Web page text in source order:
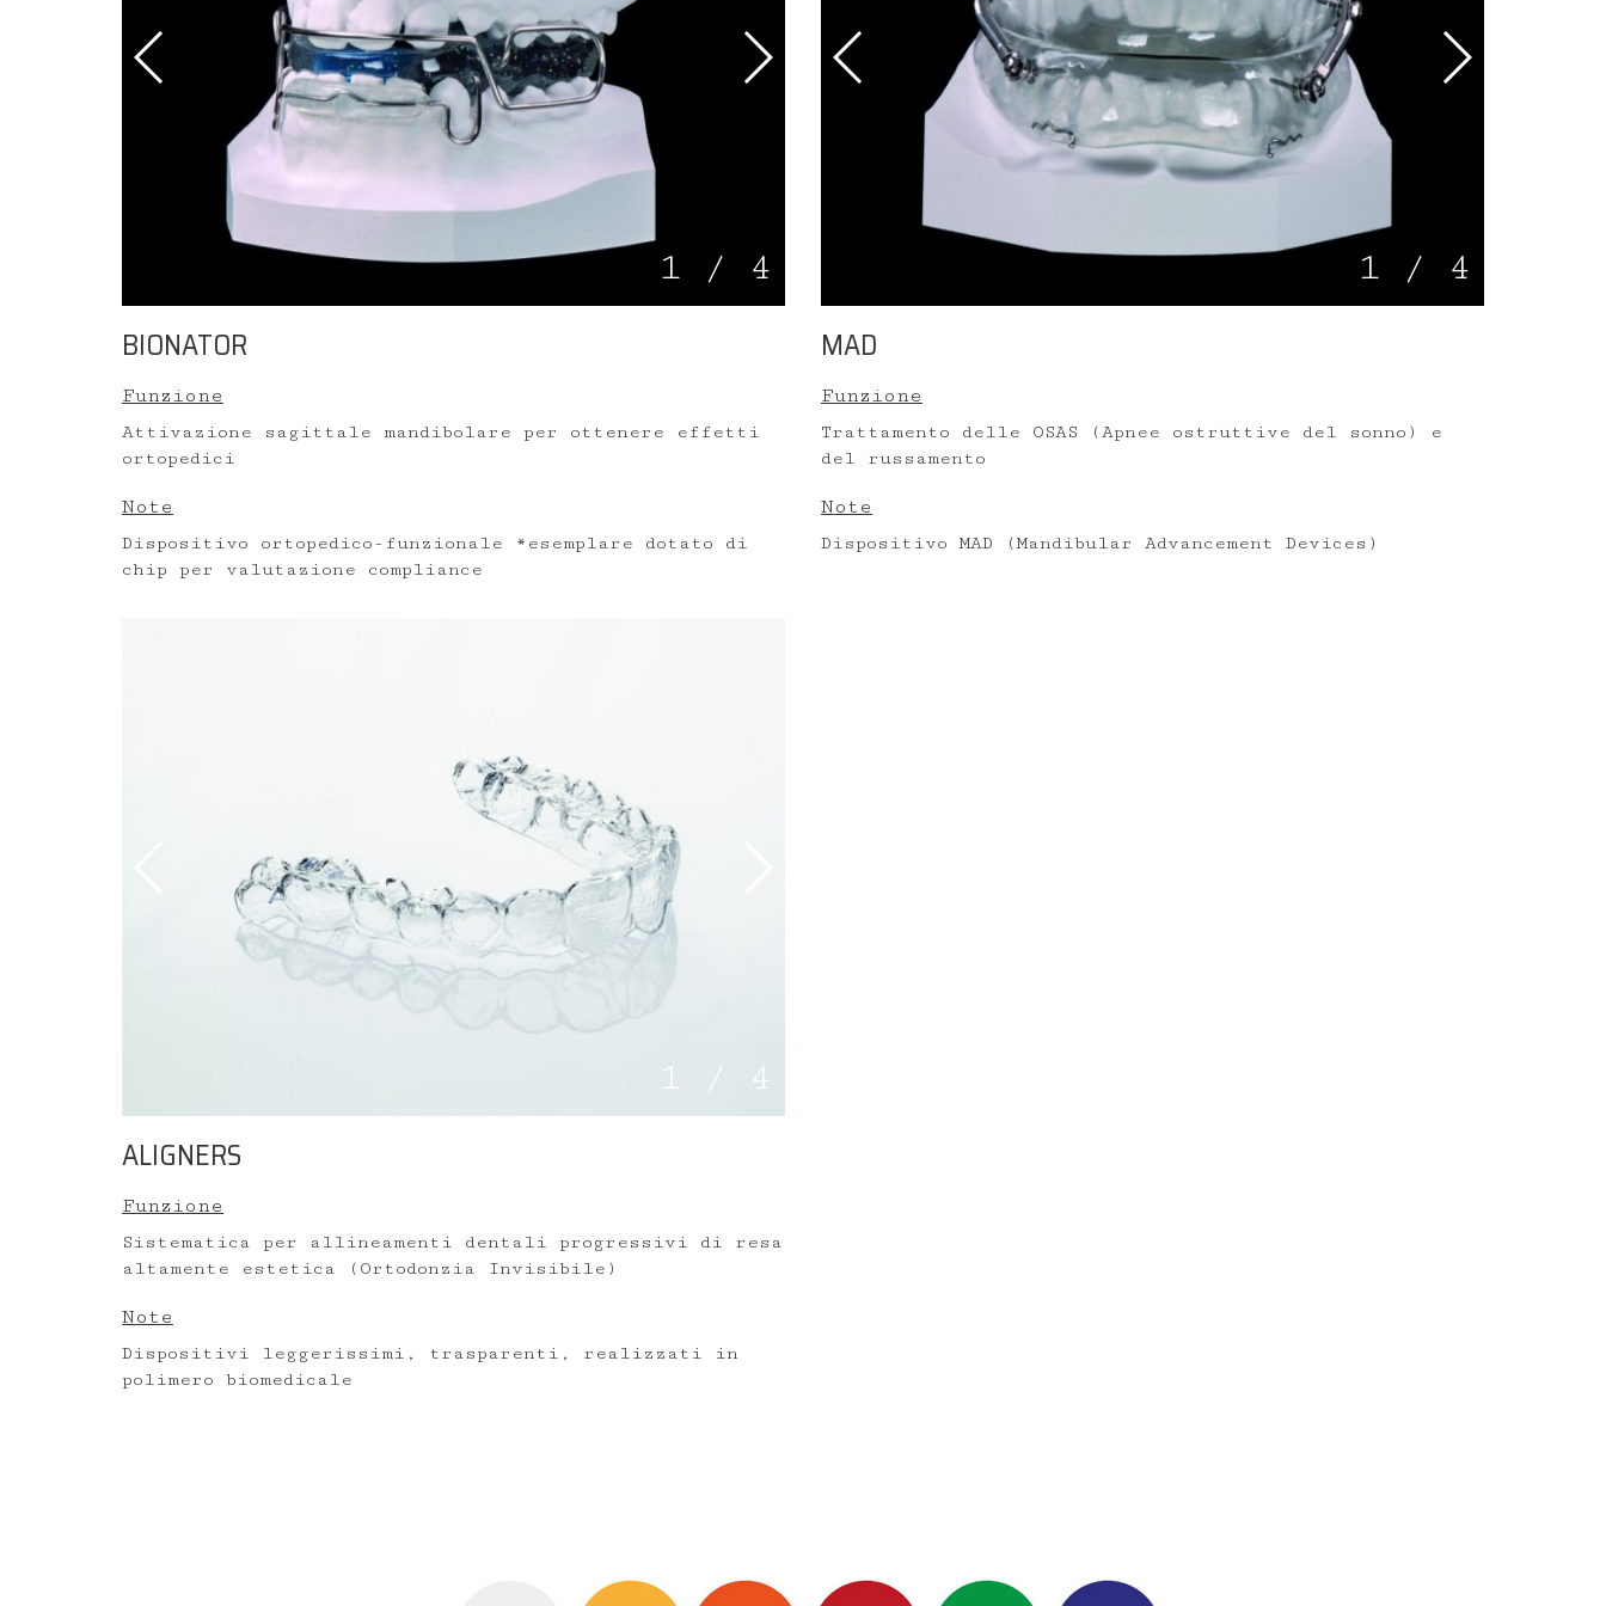
1 / 4
BIONATOR
Funzione
Attivazione sagittale mandibolare per ottenere effetti
ortopedici
Note
Dispositivo ortopedico-funzionale *esemplare dotato di
chip per valutazione compliance
1 / 4
MAD
Funzione
Trattamento delle OSAS (Apnee ostruttive del sonno) e
del russamento
Note
Dispositivo MAD (Mandibular Advancement Devices)
1 / 4
ALIGNERS
Funzione
Sistematica per allineamenti dentali progressivi di resa
altamente estetica (Ortodonzia Invisibile)
Note
Dispositivi leggerissimi, trasparenti, realizzati in
polimero biomedicale